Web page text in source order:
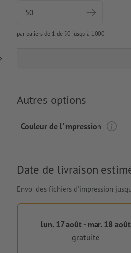
par paliers de 1 de 50 jusqu'à 1000
Autres options
Couleur de l'impression
Date de livraison
Envoi des fichiers d'impression
lun. 17 août - mar. 18 août
gratuite